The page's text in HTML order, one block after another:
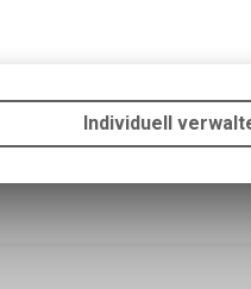
unseres Online-
Bitte beachten Sie,
Individuell